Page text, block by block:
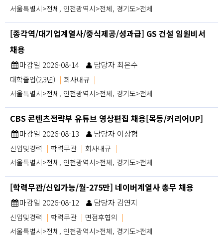
서울특별시>전체, 인천광역시>전체, 경기도>전체
[종각역/대기업계열사/중식제공/성과급] GS 건설 임원비서
채용
마감일 2026-08-14 담당자 최은수
대학졸업(2,3년) | 회사내규 |
서울특별시>전체, 인천광역시>전체, 경기도>전체
CBS 콘텐츠전략부 유튜브 영상편집 채용[목동/커리어UP]
마감일 2026-08-13 담당자 이상협
신입및경력 | 학력무관 | 회사내규 |
서울특별시>전체, 인천광역시>전체, 경기도>전체
[학력무관/신입가능/월-275만] 네이버계열사 총무 채용
마감일 2026-08-12 담당자 김연지
신입및경력 | 학력무관 | 면접후협의 |
서울특별시>전체, 인천광역시>전체, 경기도>전체